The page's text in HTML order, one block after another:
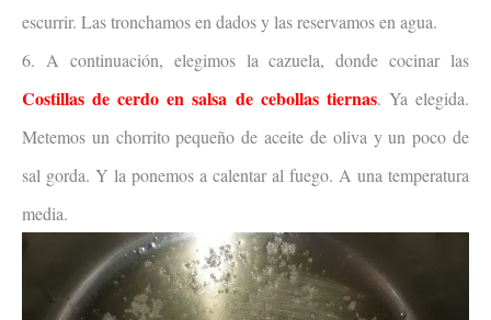
escurrir. Las tronchamos en dados y las reservamos en agua.
6. A continuación, elegimos la cazuela, donde cocinar las
Costillas de cerdo en salsa de cebollas tiernas. Ya elegida.
Metemos un chorrito pequeño de aceite de oliva y un poco de
sal gorda. Y la ponemos a calentar al fuego. A una temperatura
media.